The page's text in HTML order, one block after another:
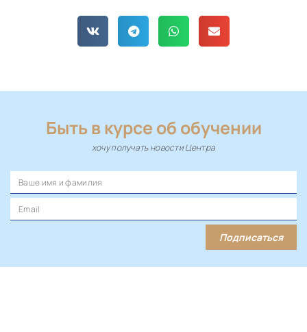
Быть в курсе об обучении
хочу получать новости Центра
Подписаться